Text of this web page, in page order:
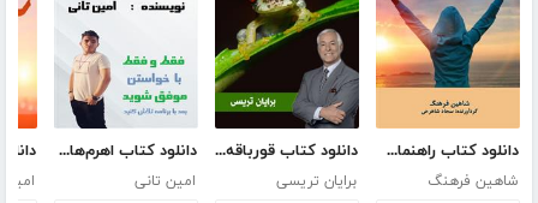
دانلود کتاب راهنمای جامع موفقیت
شاهین فرهنگ
دانلود کتاب قورباقه را قورت بده!
برایان تریسی
دانلود کتاب اهرم‌های موفقیت
امین تانی